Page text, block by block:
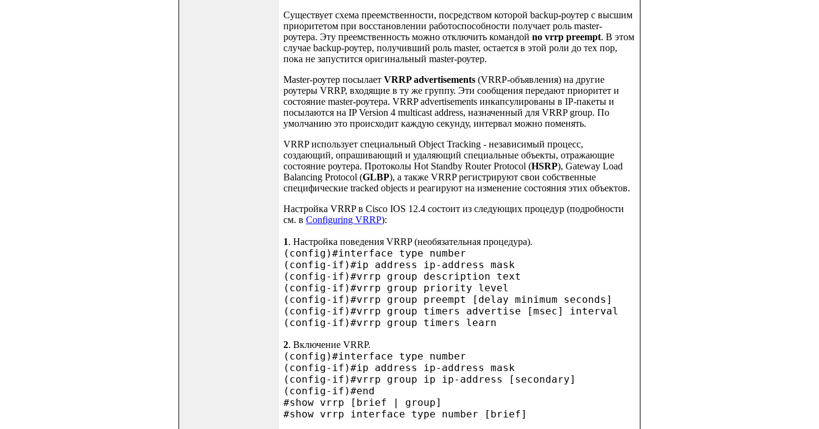
Существует схема преемственности, посредством которой backup-роутер с высшим
приоритетом при восстановлении работоспособности получает роль master-
роутера. Эту преемственность можно отключить командой no vrrp preempt. В этом
случае backup-роутер, получивший роль master, остается в этой роли до тех пор,
пока не запустится оригинальный master-роутер.
Master-роутер посылает VRRP advertisements (VRRP-объявления) на другие
роутеры VRRP, входящие в ту же группу. Эти сообщения передают приоритет и
состояние master-роутера. VRRP advertisements инкапсулированы в IP-пакеты и
посылаются на IP Version 4 multicast address, назначенный для VRRP group. По
умолчанию это происходит каждую секунду, интервал можно поменять.
VRRP использует специальный Object Tracking - независимый процесс,
создающий, опрашивающий и удаляющий специальные объекты, отражающие
состояние роутера. Протоколы Hot Standby Router Protocol (HSRP), Gateway Load
Balancing Protocol (GLBP), а также VRRP регистрируют свои собственные
специфические tracked objects и реагируют на изменение состояния этих объектов.
Настройка VRRP в Cisco IOS 12.4 состоит из следующих процедур (подробности
см. в Configuring VRRP):
1. Настройка поведения VRRP (необязательная процедура).
(config)#interface type number
(config-if)#ip address ip-address mask
(config-if)#vrrp group description text
(config-if)#vrrp group priority level
(config-if)#vrrp group preempt [delay minimum seconds]
(config-if)#vrrp group timers advertise [msec] interval
(config-if)#vrrp group timers learn
2. Включение VRRP.
(config)#interface type number
(config-if)#ip address ip-address mask
(config-if)#vrrp group ip ip-address [secondary]
(config-if)#end
#show vrrp [brief | group]
#show vrrp interface type number [brief]